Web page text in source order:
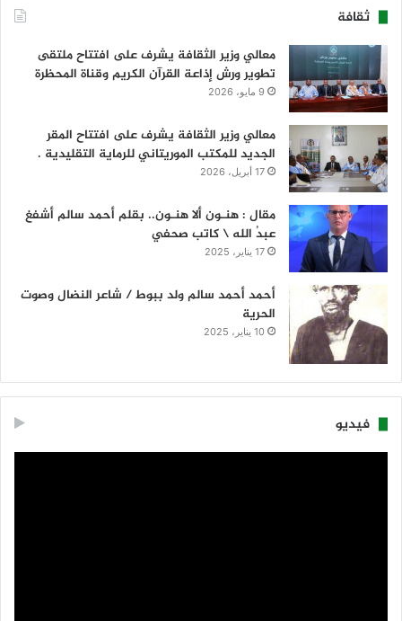
ثقافة
معالي وزير الثقافة يشرف على افتتاح ملتقى
تطوير ورش إذاعة القرآن الكريم وقناة المحظرة
9 مايو، 2026
معالي وزير الثقافة يشرف على افتتاح المقر
الجديد للمكتب الموريتاني للرماية التقليدية .
17 أبريل، 2026
مقال : هنـون ألا هنـون.. بقلم أحمد سالم أشفغ
عبدُ الله \ كاتب صحفي
17 يناير، 2025
أحمد أحمد سالم ولد ببوط / شاعر النضال وصوت
الحرية
10 يناير، 2025
فيديو